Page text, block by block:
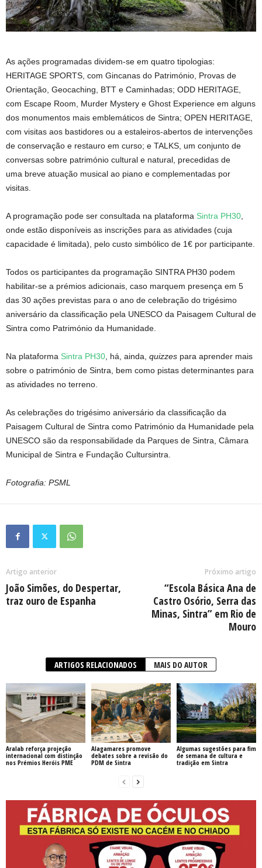
As ações programadas dividem-se em quatro tipologias:
HERITAGE SPORTS, com Gincanas do Património, Provas de
Orientação, Geocaching, BTT e Caminhadas; ODD HERITAGE,
com Escape Room, Murder Mystery e Ghost Experience em alguns
dos monumentos mais emblemáticos de Sintra; OPEN HERITAGE,
com visitas aos bastidores ou a estaleiros-abertos de intervenções
de conservação e restauro em curso; e TALKS, um conjunto de
conversas sobre património cultural e natural, precedidas de
uma breve atuação musical ao piano e complementadas por
visitas.
A programação pode ser consultada na plataforma Sintra PH30
onde estão disponíveis as inscrições para as atividades (cuja
capacidade é limitada), pelo custo simbólico de 1€ por participante.
Todos os participantes da programação SINTRA PH30 podem
habilitar-se a prémios adicionais, caso marquem presença em 5
das 30 ações previstas para o ano de celebração do trigésimo
aniversário da classificação pela UNESCO da Paisagem Cultural de
Sintra como Património da Humanidade.
Na plataforma Sintra PH30 , há, ainda, quizzes para aprender mais
sobre o património de Sintra, bem como pistas determinantes para
as atividades no terreno.
As celebrações do trigésimo aniversário da classificação da
Paisagem Cultural de Sintra como Património da Humanidade pela
UNESCO são da responsabilidade da Parques de Sintra, Câmara
Municipal de Sintra e Fundação Cultursintra.
Fotografia: PSML
Artigo anterior
João Simões, do Despertar,
traz ouro de Espanha
Próximo artigo
“Escola Básica Ana de
Castro Osório, Serra das
Minas, Sintra” em Rio de
Mouro
ARTIGOS RELACIONADOS MAIS DO AUTOR
Aralab reforça projeção
internacional com distinção
nos Prémios Heróis PME
Alagamares promove
debates sobre a revisão do
PDM de Sintra
Algumas sugestões para fim
de semana de cultura e
tradição em Sintra